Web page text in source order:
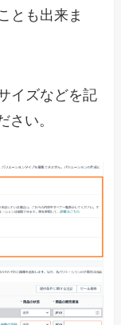
とも出来ま
イズなどを記
さい。